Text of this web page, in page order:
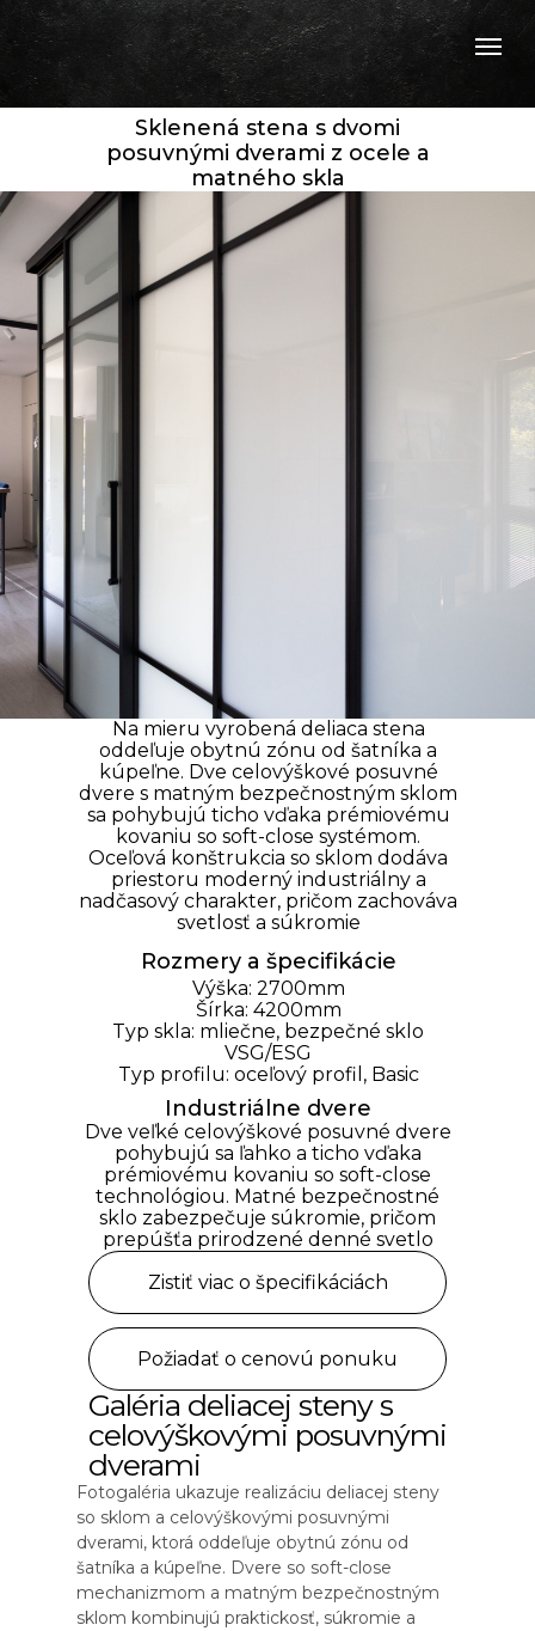
Na mieru vyrobená deliaca stena
oddeľuje obytnú zónu od šatníka a
kúpeľne. Dve celovýškové posuvné
dvere s matným bezpečnostným sklom
sa pohybujú ticho vďaka prémiovému
kovaniu so soft-close systémom.
Oceľová konštrukcia so sklom dodáva
priestoru moderný industriálny a
nadčasový charakter, pričom zachováva
svetlosť a súkromie
Sklenená stena s dvomi
posuvnými dverami z ocele a
matného skla
Zistiť viac o špecifikáciách
Výška: 2700mm
Šírka: 4200mm
Typ skla: mliečne, bezpečné sklo
VSG/ESG
Typ profilu: oceľový profil, Basic
Rozmery a špecifikácie
Dve veľké celovýškové posuvné dvere
pohybujú sa ľahko a ticho vďaka
prémiovému kovaniu so soft-close
technológiou. Matné bezpečnostné
sklo zabezpečuje súkromie, pričom
prepúšťa prirodzené denné svetlo
Industriálne dvere
Požiadať o cenovú ponuku
Fotogaléria ukazuje realizáciu deliacej steny
so sklom a celovýškovými posuvnými
dverami, ktorá oddeľuje obytnú zónu od
šatníka a kúpeľne. Dvere so soft-close
mechanizmom a matným bezpečnostným
sklom kombinujú praktickosť, súkromie a
Galéria deliacej steny s
celovýškovými posuvnými
dverami